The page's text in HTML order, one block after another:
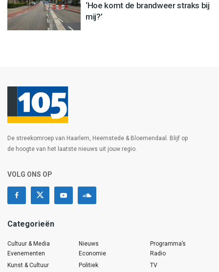
‘Hoe komt de brandweer straks bij
mij?’
De streekomroep van Haarlem, Heemstede & Bloemendaal. Blijf op
de hoogte van het laatste nieuws uit jouw regio.
VOLG ONS OP
Categorieën
Cultuur & Media
Evenementen
Kunst & Cultuur
Nieuws
Economie
Politiek
Programma’s
Radio
TV